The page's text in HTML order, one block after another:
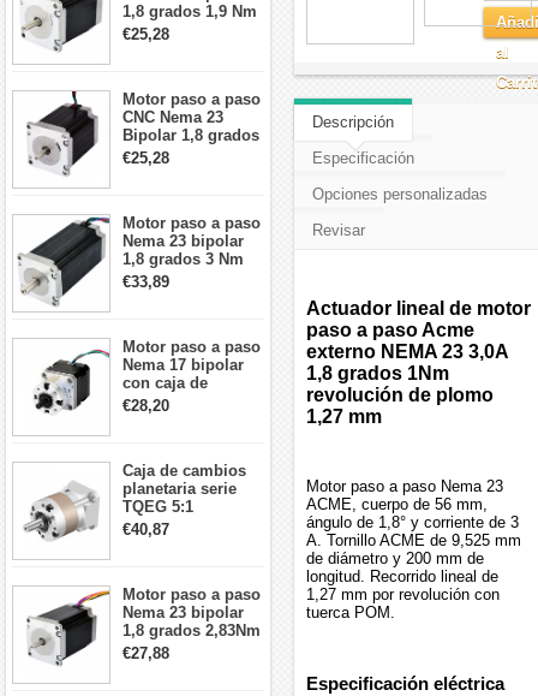
1,8 grados 1,9 Nm
2,8 A 3,2 V
57x57x76mm 4
€25,28
Motor paso a paso
CNC Nema 23
Bipolar 1,8 grados
1,9 Nm 3A 3,36 V
57x57x76mm 4
€25,28
Motor paso a paso
Nema 23 bipolar
1,8 grados 3 Nm
4,2A 57x57x114mm
motor paso a paso
€33,89
Motor paso a paso
Nema 17 bipolar
con caja de
cambios planetaria
5:1 longitud 33mm
Robot CNC DIY
€28,20
Caja de cambios
planetaria serie
TQEG 5:1
contragolpe 15
arcmin para motor
€40,87
Motor paso a paso
Nema 23 bipolar
1,8 grados 2,83Nm
4A 2,26 V
57x57x84mm 8
€27,88
al
Descripción
Especificación
Opciones personalizadas
Revisar
Actuador lineal de motor
paso a paso Acme
externo NEMA 23 3,0A
1,8 grados 1Nm
revolución de plomo
1,27 mm
Motor paso a paso Nema 23
ACME, cuerpo de 56 mm,
ángulo de 1,8° y corriente de 3
A. Tornillo ACME de 9,525 mm
de diámetro y 200 mm de
longitud. Recorrido lineal de
1,27 mm por revolución con
tuerca POM.
Especificación eléctrica